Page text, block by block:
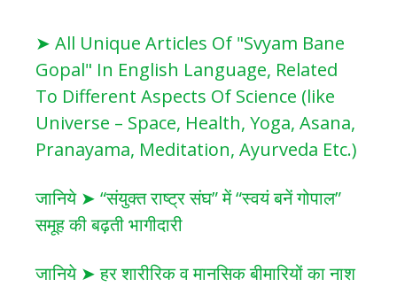
➤ All Unique Articles Of "Svyam Bane
Gopal" In English Language, Related
To Different Aspects Of Science (like
Universe – Space, Health, Yoga, Asana,
Pranayama, Meditation, Ayurveda Etc.)
जानिये ➤ “संयुक्त राष्ट्र संघ” में “स्वयं बनें गोपाल”
समूह की बढ़ती भागीदारी
जानिये ➤ हर शारीरिक व मानसिक बीमारियों का नाश